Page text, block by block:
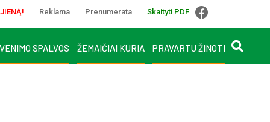
Reklama Prenumerata Skaityti PDF
SPALVOS ŽEMAIČIAI KURIA PRAVARTU ŽINOTI